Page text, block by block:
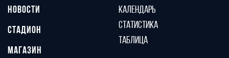
НОВОСТИ
СТАДИОН
МАГАЗИН
КАЛЕНДАРЬ
СТАТИСТИКА
ТАБЛИЦА